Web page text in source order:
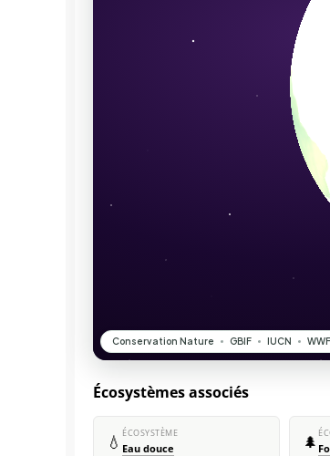
Écosystèmes associés
💧 ÉCOSYSTÈME
Eau douce 🌲